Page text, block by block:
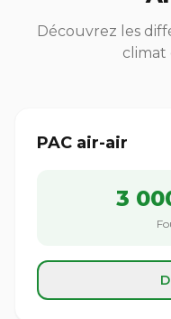
Découvrez les
climat
PAC air-air
3